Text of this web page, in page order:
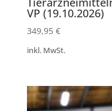
VP (19.10.2026)
349,95 €
inkl. MwSt.